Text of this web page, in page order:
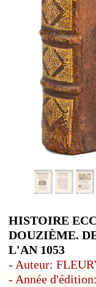
HISTOIRE
DOUZIÈME.
L'AN 1053
- Auteur:
- Année